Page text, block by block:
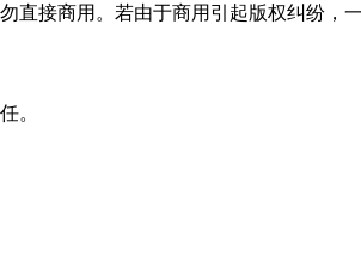
接商用。若由于商用引起版权纠纷，
。